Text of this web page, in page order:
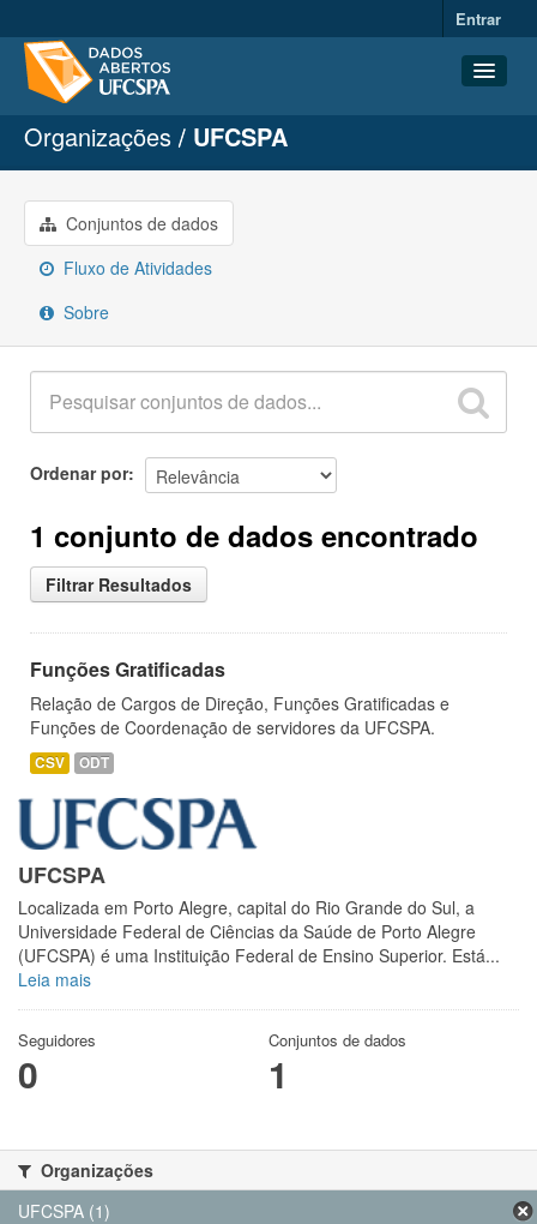
Entrar
Conjuntos de dados
Organizações
Grupos
Sobre
Organizações UFCSPA
Conjuntos de dados
Fluxo de Atividades
Sobre
Ordenar por
1 conjunto de dados encontrado
Filtrar Resultados
Funções Gratificadas
Relação de Cargos de Direção, Funções Gratificadas e
Funções de Coordenação de servidores da UFCSPA.
CSV ODT
UFCSPA
Localizada em Porto Alegre, capital do Rio Grande do Sul, a
Universidade Federal de Ciências da Saúde de Porto Alegre
(UFCSPA) é uma Instituição Federal de Ensino Superior. Está...
Leia mais
Seguidores
0
Conjuntos de dados
1
Organizações
UFCSPA (1)